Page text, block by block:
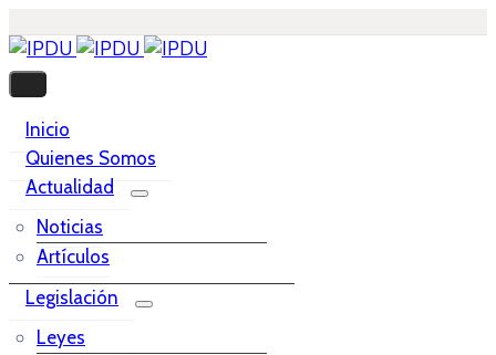
Inicio
Quienes Somos
Actualidad
Noticias
Artículos
Legislación
Leyes